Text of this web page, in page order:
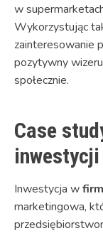
w
Wykorzystując
zainteresowanie
pozytywny
społecznie.
Case
Inwestycja w
marketingowa,